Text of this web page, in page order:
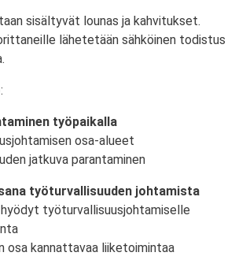
sisältyvät lounas ja kahvitukset.
lähetetään sähköinen todistus
:
työpaikalla
osa-alueet
jatkuva parantaminen
työturvallisuuden johtamista
työturvallisuusjohtamiselle
osa kannattavaa liiketoimintaa